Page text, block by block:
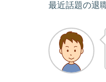
最近話題の退